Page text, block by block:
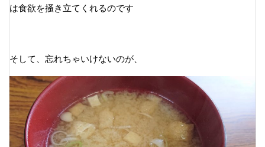
は食欲を掻き立てくれるのです
そして、忘れちゃいけないのが、